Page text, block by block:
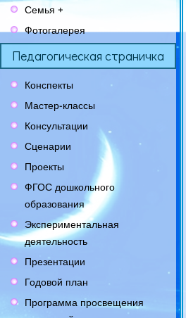
Семья +
Фотогалерея
Педагогическая страничка
Конспекты
Мастер-классы
Консультации
Сценарии
Проекты
ФГОС дошкольного
образования
Экспериментальная
деятельность
Презентации
Годовой план
Программа просвещения